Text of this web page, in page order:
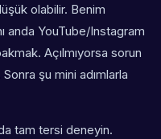
olabilir. Benim
anda YouTube/Instagram
Açılmıyorsa sorun
şu mini adımlarla
tam tersi deneyin.